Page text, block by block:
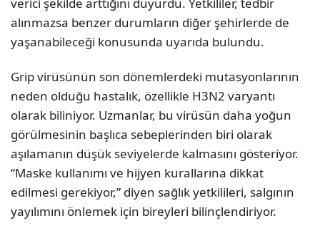
verici şekilde arttığını duyurdu. Yetkililer, tedbir
alınmazsa benzer durumların diğer şehirlerde de
yaşanabileceği konusunda uyarıda bulundu.
Grip virüsünün son dönemlerdeki mutasyonlarının
neden olduğu hastalık, özellikle H3N2 varyantı
olarak biliniyor. Uzmanlar, bu virüsün daha yoğun
görülmesinin başlıca sebeplerinden biri olarak
aşılamanın düşük seviyelerde kalmasını gösteriyor.
“Maske kullanımı ve hijyen kurallarına dikkat
edilmesi gerekiyor,” diyen sağlık yetkilileri, salgının
yayılımını önlemek için bireyleri bilinçlendiriyor.